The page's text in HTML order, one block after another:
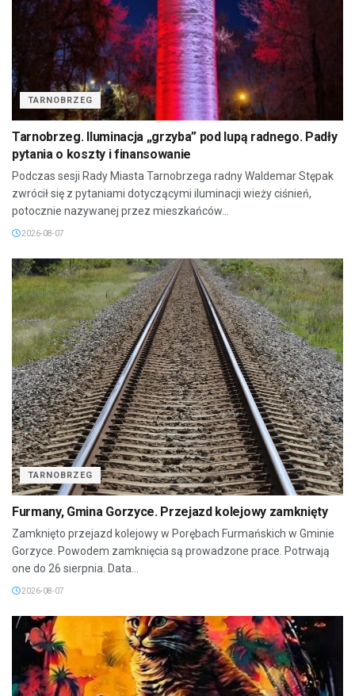
TARNOBRZEG
Tarnobrzeg. Iluminacja „grzyba” pod lupą radnego. Padły
pytania o koszty i finansowanie
Podczas sesji Rady Miasta Tarnobrzega radny Waldemar Stępak
zwrócił się z pytaniami dotyczącymi iluminacji wieży ciśnień,
potocznie nazywanej przez mieszkańców...
2026-08-07
TARNOBRZEG
Furmany, Gmina Gorzyce. Przejazd kolejowy zamknięty
Zamknięto przejazd kolejowy w Porębach Furmańskich w Gminie
Gorzyce. Powodem zamknięcia są prowadzone prace. Potrwają
one do 26 sierpnia. Data...
2026-08-07